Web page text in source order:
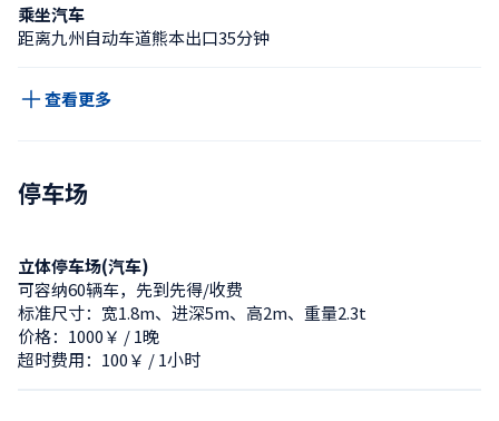
乘坐汽车
距离九州自动车道熊本出口35分钟
查看更多
停车场
立体停车场(汽车)
可容纳60辆车，先到先得/收费
标准尺寸：宽1.8m、进深5m、高2m、重量2.3t
价格：1000￥ / 1晚
超时费用：100￥ / 1小时